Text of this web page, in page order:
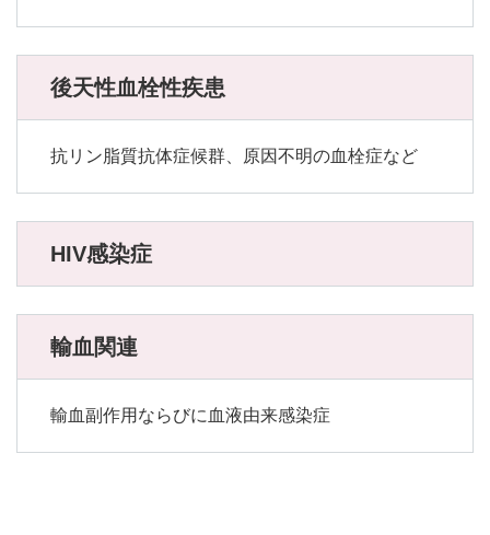
後天性血栓性疾患
抗リン脂質抗体症候群、原因不明の血栓症など
HIV感染症
輸血関連
輸血副作用ならびに血液由来感染症